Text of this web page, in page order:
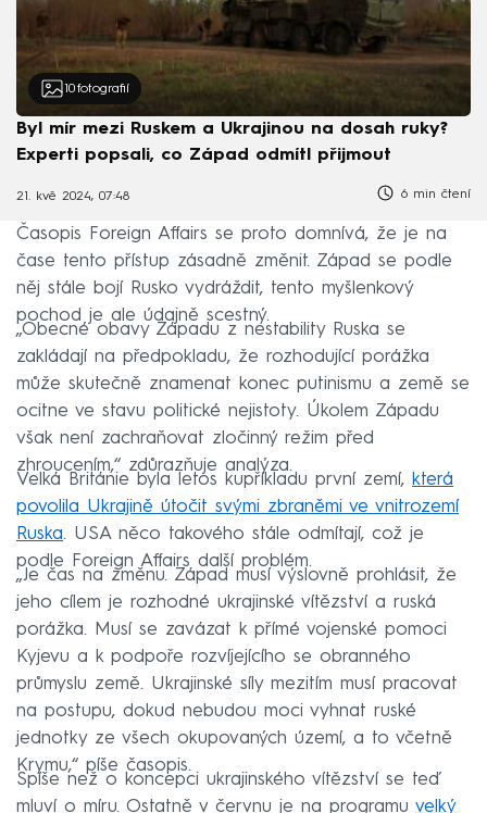
10 fotografií
Byl mír mezi Ruskem a Ukrajinou na dosah ruky?
Experti popsali, co Západ odmítl přijmout
21. kvě 2024, 07:48 6 min čtení
Časopis Foreign Affairs se proto domnívá, že je na
čase tento přístup zásadně změnit. Západ se podle
něj stále bojí Rusko vydráždit, tento myšlenkový
pochod je ale údajně scestný.
„Obecné obavy Západu z nestability Ruska se
zakládají na předpokladu, že rozhodující porážka
může skutečně znamenat konec putinismu a země se
ocitne ve stavu politické nejistoty. Úkolem Západu
však není zachraňovat zločinný režim před
zhroucením,“ zdůrazňuje analýza.
Velká Británie byla letos kupříkladu první zemí, která
povolila Ukrajině útočit svými zbraněmi ve vnitrozemí
Ruska. USA něco takového stále odmítají, což je
podle Foreign Affairs další problém.
„Je čas na změnu. Západ musí výslovně prohlásit, že
jeho cílem je rozhodné ukrajinské vítězství a ruská
porážka. Musí se zavázat k přímé vojenské pomoci
Kyjevu a k podpoře rozvíjejícího se obranného
průmyslu země. Ukrajinské síly mezitím musí pracovat
na postupu, dokud nebudou moci vyhnat ruské
jednotky ze všech okupovaných území, a to včetně
Krymu,“ píše časopis.
Spíše než o koncepci ukrajinského vítězství se teď
mluví o míru. Ostatně v červnu je na programu velký